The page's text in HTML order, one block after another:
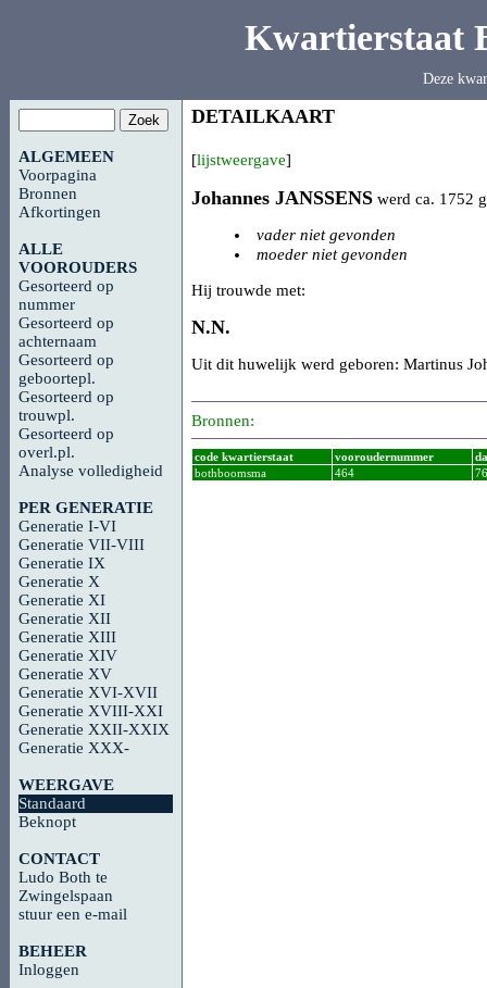
Kwartierstaat
Deze
ALGEMEEN
Voorpagina
Bronnen
Afkortingen
ALLE
VOOROUDERS
Gesorteerd op
nummer
Gesorteerd op
achternaam
Gesorteerd op
geboortepl.
Gesorteerd op
trouwpl.
Gesorteerd op
overl.pl.
Analyse volledigheid
PER GENERATIE
Generatie I-VI
Generatie VII-VIII
Generatie IX
Generatie X
Generatie XI
Generatie XII
Generatie XIII
Generatie XIV
Generatie XV
Generatie XVI-XVII
Generatie XVIII-XXI
Generatie XXII-XXIX
Generatie XXX-
WEERGAVE
Standaard
Beknopt
CONTACT
Ludo Both te
Zwingelspaan
stuur een e-mail
BEHEER
Inloggen
DETAILKAART
[lijstweergave]
Johannes JANSSENS werd ca. 1752
vader niet gevonden
moeder niet gevonden
Hij trouwde met:
N.N.
Uit dit huwelijk werd geboren: Martinus
Bronnen:
code kwartierstaat vooroudernummer
bothboomsma
464